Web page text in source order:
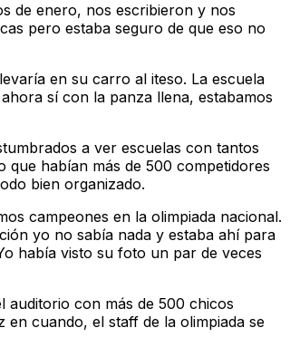
de enero, nos escribieron y nos
pero estaba seguro de que eso no
en su carro al iteso. La escuela
sí con la panza llena, estabamos
a ver escuelas con tantos
habían más de 500 competidores
bien organizado.
campeones en la olimpiada nacional.
yo no sabía nada y estaba ahí para
había visto su foto un par de veces
con más de 500 chicos
en cuando, el staff de la olimpiada se